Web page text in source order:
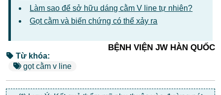
Làm sao để sở hữu dáng cằm V line tự nhiên?
Gọt cằm và biến chứng có thể xảy ra
BỆNH VIỆN JW HÀN QUỐC
Từ khóa:
gọt cằm v line